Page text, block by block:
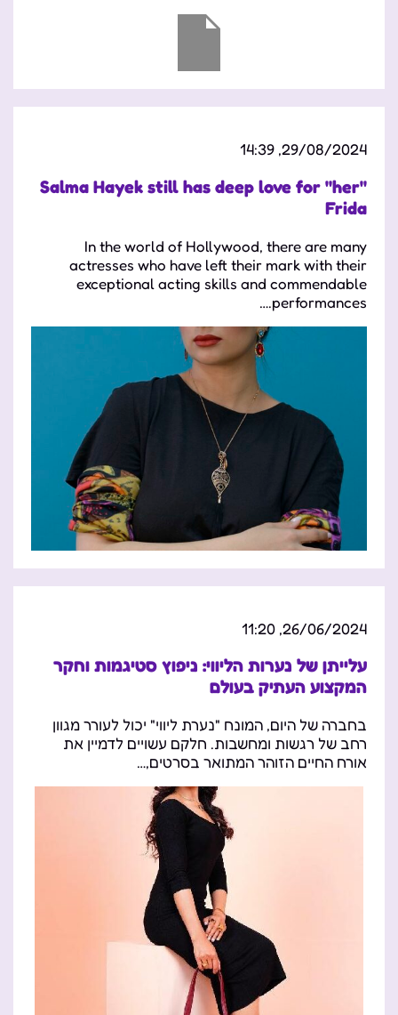
29/08/2024, 14:39
Salma Hayek still has deep love for "her"
Frida
In the world of Hollywood, there are many
actresses who have left their mark with their
exceptional acting skills and commendable
performances.…
26/06/2024, 11:20
עלייתן של נערות הליווי: ניפוץ סטיגמות וחקר
המקצוע העתיק בעולם
בחברה של היום, המונח "נערת ליווי" יכול לעורר מגוון
רחב של רגשות ומחשבות. חלקם עשויים לדמיין את
אורח החיים הזוהר המתואר בסרטים,…